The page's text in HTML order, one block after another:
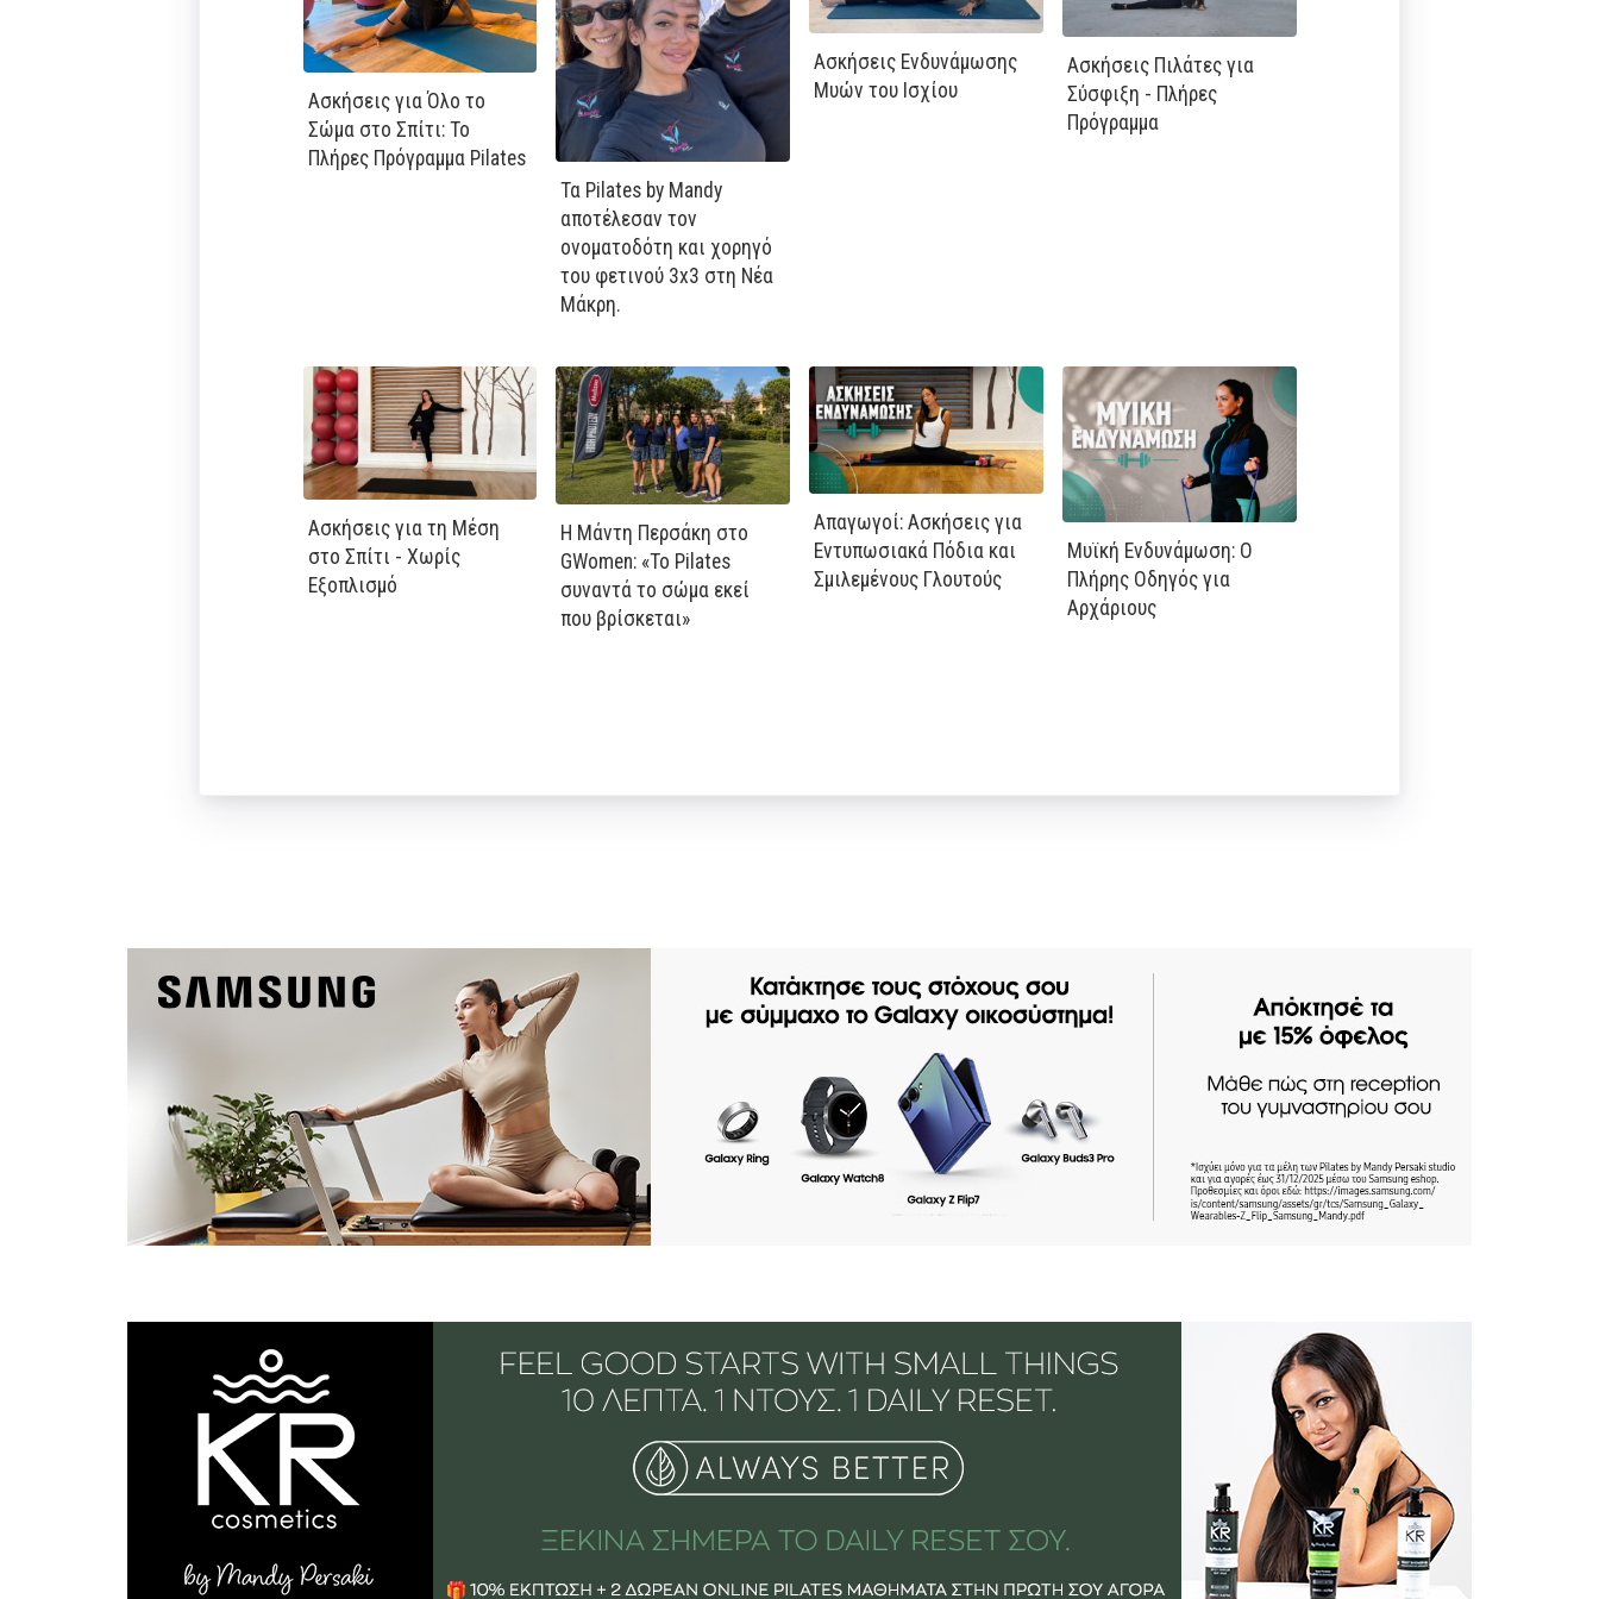
Ασκήσεις για Όλο το
Σώμα στο Σπίτι: Το
Πλήρες Πρόγραμμα Pilates
Τα Pilates by Mandy
αποτέλεσαν τον
ονοματοδότη και χορηγό
του φετινού 3x3 στη Νέα
Μάκρη.
Ασκήσεις Ενδυνάμωσης
Μυών του Ισχίου
Ασκήσεις Πιλάτες για
Σύσφιξη - Πλήρες
Πρόγραμμα
Ασκήσεις για τη Μέση
στο Σπίτι - Χωρίς
Εξοπλισμό
Η Μάντη Περσάκη στο
GWomen: «Το Pilates
συναντά το σώμα εκεί
που βρίσκεται»
Απαγωγοί: Ασκήσεις για
Εντυπωσιακά Πόδια και
Σμιλεμένους Γλουτούς
Μυϊκή Ενδυνάμωση: Ο
Πλήρης Οδηγός για
Αρχάριους